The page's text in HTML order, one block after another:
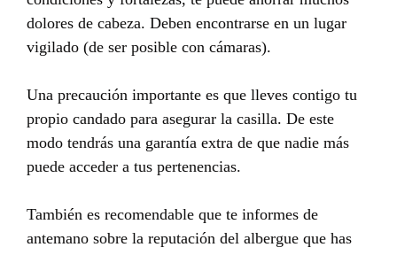
dolores de cabeza. Deben encontrarse en un lugar
vigilado (de ser posible con cámaras).
Una precaución importante es que lleves contigo tu
propio candado para asegurar la casilla. De este
modo tendrás una garantía extra de que nadie más
puede acceder a tus pertenencias.
También es recomendable que te informes de
antemano sobre la reputación del albergue que has